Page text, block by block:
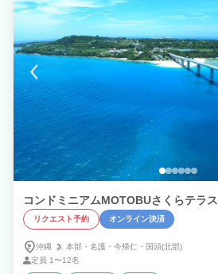
コンドミニアムMOTOBUさくらテラス
リクエスト予約 オンライン決済
沖縄 本部・ 名護・ 今帰仁・ 国頭(北部)
定員 1〜12名